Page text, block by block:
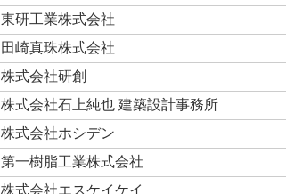
東研工業株式会社
田崎真珠株式会社
株式会社研創
株式会社石上純也 建築設計事務所
株式会社ホシデン
第一樹脂工業株式会社
株式会社エスケイケイ